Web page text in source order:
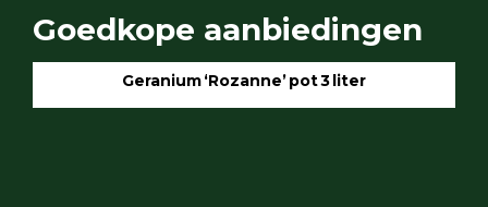
Goedkope aanbiedingen
Geranium ‘Rozanne’ pot 3 liter